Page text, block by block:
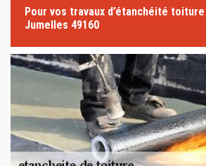
Pour vos travaux d’étanchéité
Jumelles 49160